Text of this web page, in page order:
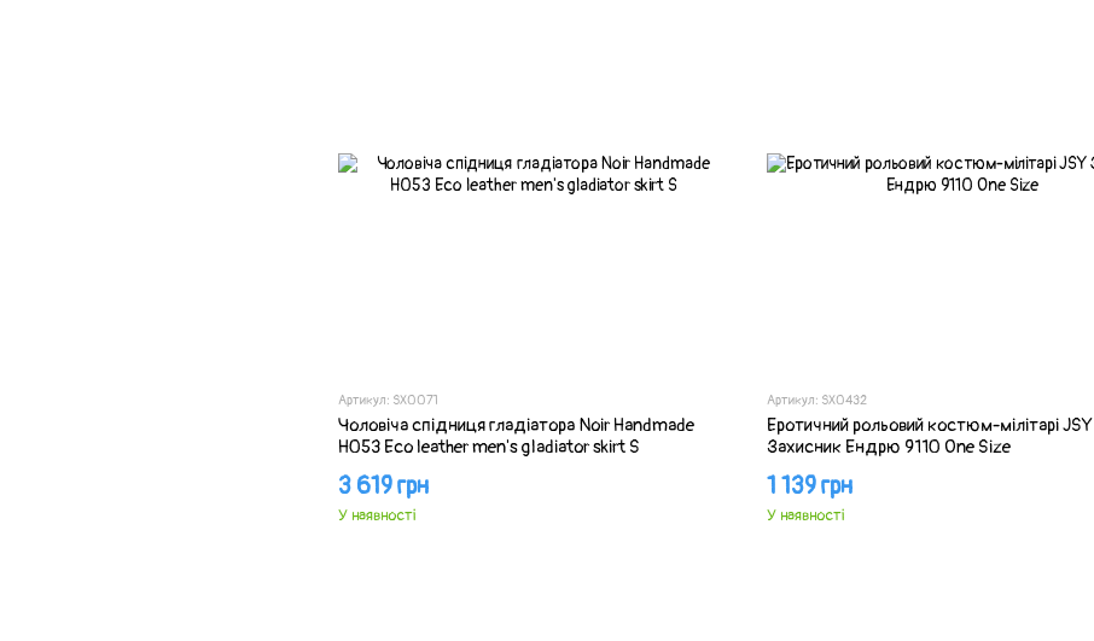
Артикул: SX0071
Чоловіча спідниця гладіатора Noir Handmade
H053 Eco leather men's gladiator skirt S
3 619 грн
У наявності
Артикул: SX0432
Еротичний рольовий костюм-мілітарі JSY
Захисник Ендрю 9110 One Size
1 139 грн
У наявності